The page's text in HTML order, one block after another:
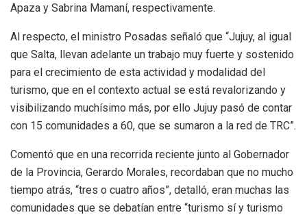
Apaza y Sabrina Mamaní, respectivamente.
Al respecto, el ministro Posadas señaló que “Jujuy, al igual
que Salta, llevan adelante un trabajo muy fuerte y sostenido
para el crecimiento de esta actividad y modalidad del
turismo, que en el contexto actual se está revalorizando y
visibilizando muchísimo más, por ello Jujuy pasó de contar
con 15 comunidades a 60, que se sumaron a la red de TRC”.
Comentó que en una recorrida reciente junto al Gobernador
de la Provincia, Gerardo Morales, recordaban que no mucho
tiempo atrás, “tres o cuatro años”, detalló, eran muchas las
comunidades que se debatían entre “turismo sí y turismo